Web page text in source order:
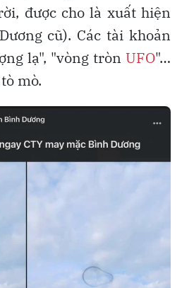
được cho là xuất hiện
cũ). Các tài khoản
lạ", "vòng tròn UFO"…
mò.